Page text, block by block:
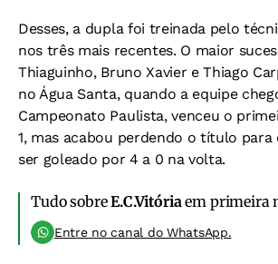
Desses, a dupla foi treinada pelo
nos três mais recentes. O maior
Thiaguinho, Bruno Xavier e Thiago
no Água Santa, quando a equipe
Campeonato Paulista, venceu o
1, mas acabou perdendo o título para
ser goleado por 4 a 0 na volta.
Tudo sobreE.C.Vitóriaem primeira
Entre no canal do WhatsApp.